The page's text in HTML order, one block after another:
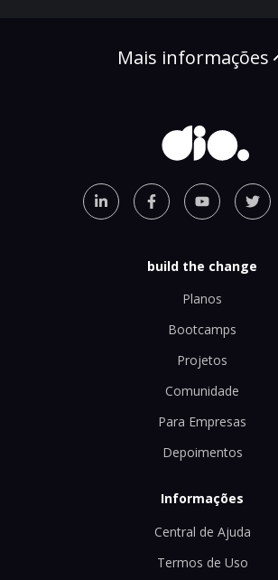
Mais informações
build the change
Planos
Bootcamps
Projetos
Comunidade
Para Empresas
Depoimentos
Informações
Central de Ajuda
Termos de Uso